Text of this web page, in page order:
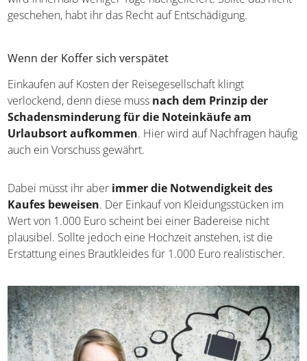
geschehen, habt ihr das Recht auf Entschädigung.
Wenn der Koffer sich verspätet
Einkaufen auf Kosten der Reisegesellschaft klingt
verlockend, denn diese muss nach dem Prinzip der
Schadensminderung für die Noteinkäufe am
Urlaubsort aufkommen. Hier wird auf Nachfragen häufig
auch ein Vorschuss gewährt.
Dabei müsst ihr aber immer die Notwendigkeit des
Kaufes beweisen. Der Einkauf von Kleidungsstücken im
Wert von 1.000 Euro scheint bei einer Badereise nicht
plausibel. Sollte jedoch eine Hochzeit anstehen, ist die
Erstattung eines Brautkleides für 1.000 Euro realistischer.